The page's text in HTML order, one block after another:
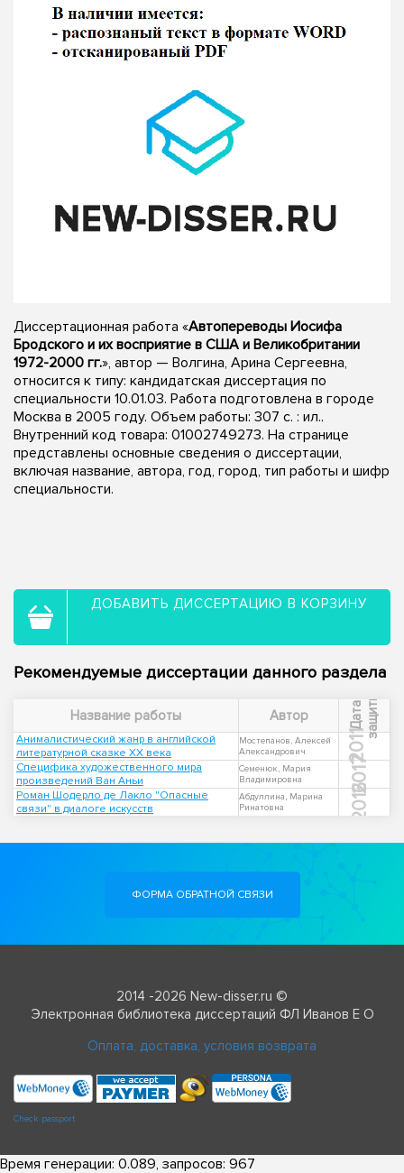
Диссертационная работа «Автопереводы Иосифа
Бродского и их восприятие в США и Великобритании
1972-2000 гг.», автор — Волгина, Арина Сергеевна,
относится к типу: кандидатская диссертация по
специальности 10.01.03. Работа подготовлена в городе
Москва в 2005 году. Объем работы: 307 с. : ил..
Внутренний код товара: 01002749273. На странице
представлены основные сведения о диссертации,
включая название, автора, год, город, тип работы и шифр
специальности.
ДОБАВИТЬ ДИССЕРТАЦИЮ В КОРЗИНУ
Рекомендуемые диссертации данного раздела
Название работы Автор Д
а
т
а
з
а
щ
и
т ы
Анималистический жанр в английской
литературной сказке XX века
Мостепанов, Алексей
Александрович
2011
Специфика художественного мира
произведений Ван Аньи
Семенюк, Мария
Владимировна
2017
Роман Шодерло де Лакло "Опасные
связи" в диалоге искусств
Абдуллина, Марина
Ринатовна
2016
ФОРМА ОБРАТНОЙ СВЯЗИ
2014 -2026 New-disser.ru ©
Электронная библиотека диссертаций ФЛ Иванов Е О
Оплата, доставка, условия возврата
Check passport
Время генерации: 0.089, запросов: 967